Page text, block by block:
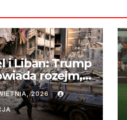
i Liban: Trump
rozejm,
wojny
odległa
2026